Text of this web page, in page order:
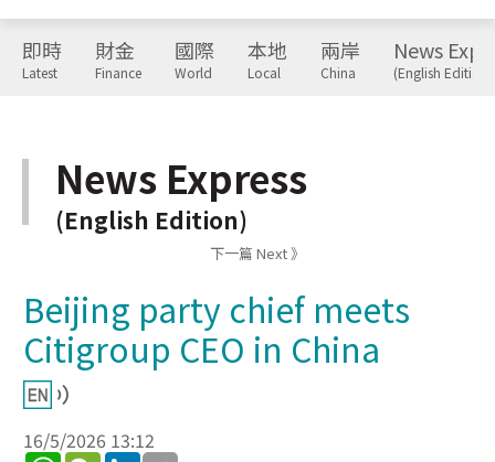
即時
Latest
財金
Finance
國際
World
本地
Local
兩岸
China
News
(English Edition)
News Express
(English Edition)
下一篇 Next 》
Beijing party chief meets
Citigroup CEO in China
16/5/2026 13:12